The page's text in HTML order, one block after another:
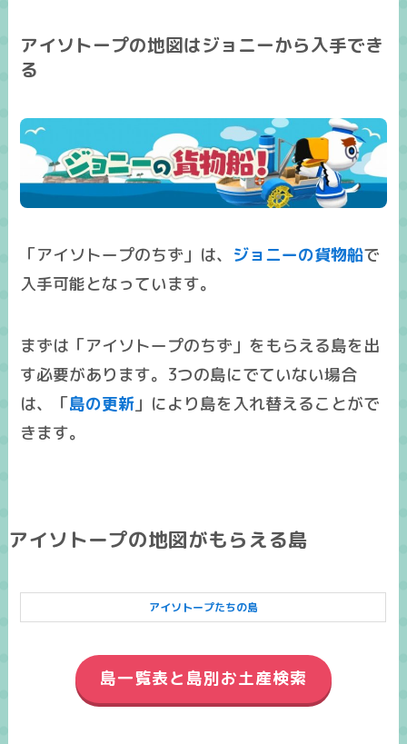
アイソトープの地図はジョニーから入手でき
る
「アイソトープのちず」は、 ジョニーの貨物船で
入手可能となっています。
まずは「アイソトープのちず」をもらえる島を出
す必要があります。3つの島にでていない場合
は、「島の更新 」により島を入れ替えることがで
きます。
アイソトープの地図がもらえる島
アイソトープたちの島
島一覧表と島別お土産検索